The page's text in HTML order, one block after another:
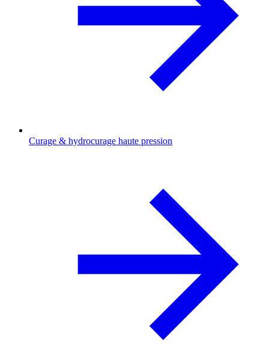
Curage & hydrocurage haute pression